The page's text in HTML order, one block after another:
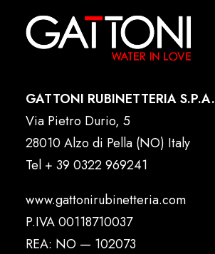
GATTONI RUBINETTERIA S.P.A.
Via Pietro Durio, 5
28010 Alzo di Pella (NO) Italy
Tel + 39 0322 969241
www.gattonirubinetteria.com
P.IVA 00118710037
REA: NO — 102073